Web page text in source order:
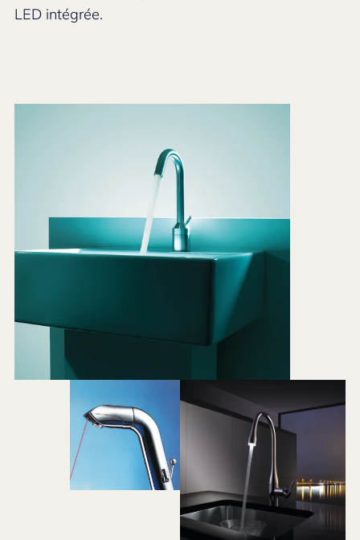
LED intégrée.